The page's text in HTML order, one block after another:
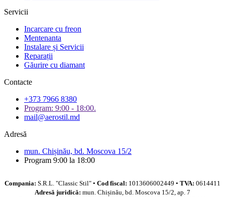
Servicii
Incarcare cu freon
Mentenanta
Instalare și Servicii
Reparații
Găurire cu diamant
Contacte
+373 7966 8380
Program: 9:00 - 18:00.
mail@aerostil.md
Adresă
mun. Chișinău, bd. Moscova 15/2
Program 9:00 la 18:00
Compania: S.R.L. "Classic Stil" • Cod fiscal: 1013606002449 • TVA: 0614411
Adresă juridică: mun. Chișinău, bd. Moscova 15/2, ap. 7